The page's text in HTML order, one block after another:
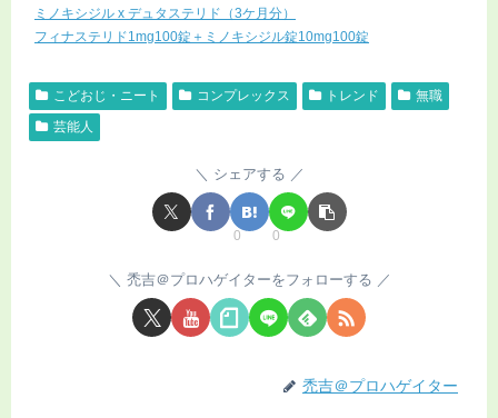
ミノキシジル x デュタステリド（3ケ月分）
フィナステリド1mg100錠＋ミノキシジル錠10mg100錠
こどおじ・ニート コンプレックス トレンド
無職
芸能人
シェアする
0 0
禿吉＠プロハゲイターをフォローする
禿吉＠プロハゲイター